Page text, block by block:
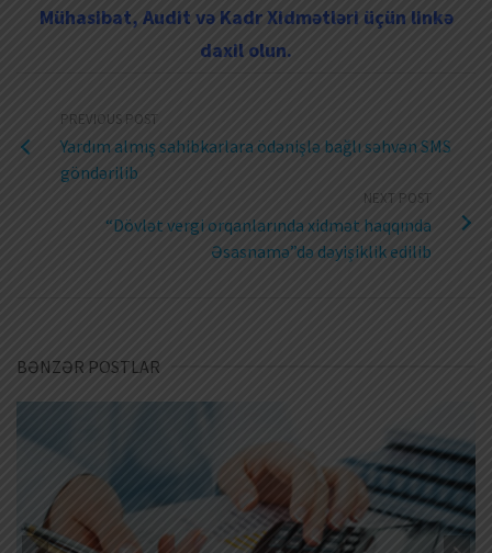
Mühasibat, Audit və Kadr Xidmətləri üçün linkə
daxil olun.
PREVIOUS POST
Yardım almış sahibkarlara ödənişlə bağlı səhvən SMS
göndərilib
NEXT POST
“Dövlət vergi orqanlarında xidmət haqqında
Əsasnamə”də dəyişiklik edilib
BƏNZƏR POSTLAR